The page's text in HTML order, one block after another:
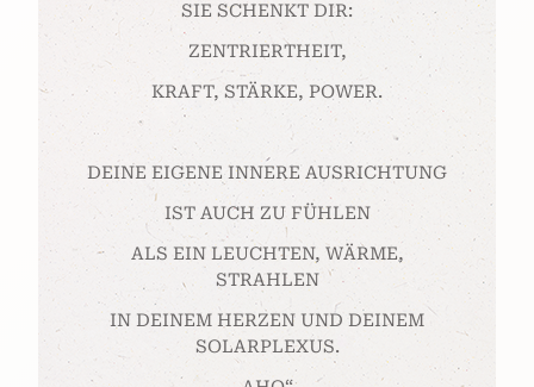
SIE SCHENKT DIR:
ZENTRIERTHEIT,
KRAFT, STÄRKE, POWER.
DEINE EIGENE INNERE AUSRICHTUNG
IST AUCH ZU FÜHLEN
ALS EIN LEUCHTEN, WÄRME,
STRAHLEN
IN DEINEM HERZEN UND DEINEM
SOLARPLEXUS.